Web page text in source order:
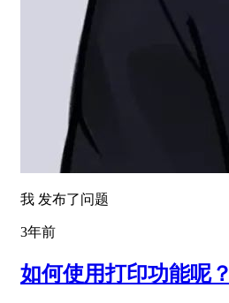
我 发布了问题
3年前
如何使用打印功能呢？